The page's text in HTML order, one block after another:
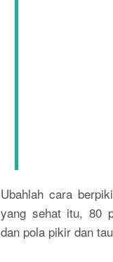
Ubahlah cara
yang sehat itu, 80
dan pola pikir dan